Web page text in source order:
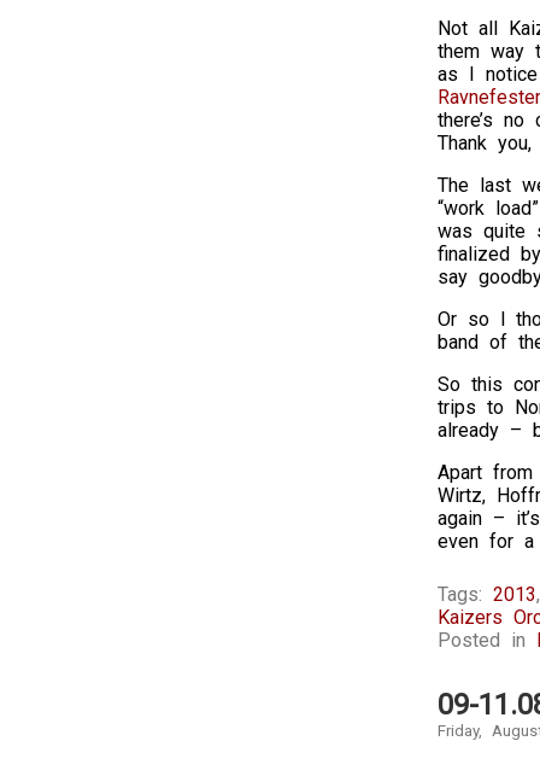
Not all
them way
as I
there’s
Thank
The last
“work
was quite
finalized
say
Or so I
band of
So this
trips to
already –
Apart from
Wirtz,
again –
even for a
Tags: 2013
Kaizers
Posted in
09-
Friday,